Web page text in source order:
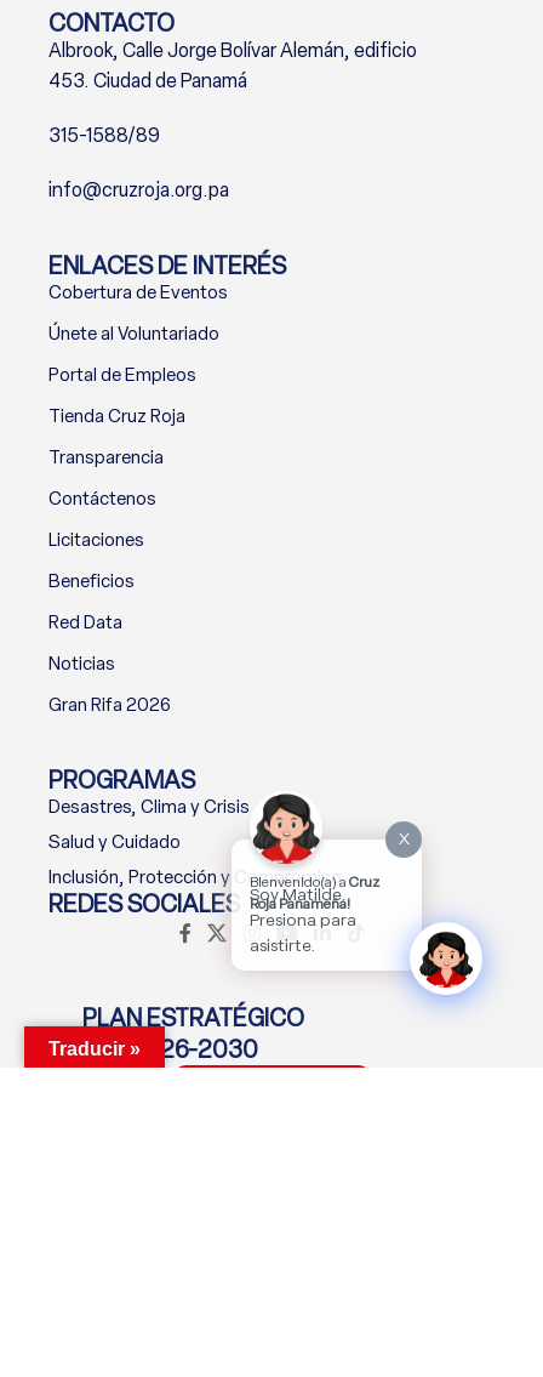
CONTACTO
Albrook, Calle Jorge Bolívar Alemán, edificio
453. Ciudad de Panamá
315-1588/89
info@cruzroja.org.pa
ENLACES DE INTERÉS
Cobertura de Eventos
Únete al Voluntariado
Portal de Empleos
Tienda Cruz Roja
Transparencia
Contáctenos
Licitaciones
Beneficios
Red Data
Noticias
Gran Rifa 2026
PROGRAMAS
Desastres, Clima y Crisis
Salud y Cuidado
Inclusión, Protección y Compromiso
REDES SOCIALES
PLAN ESTRATÉGICO
2026-2030
Traducir »
X
Bienvenido(a) a Cruz
Roja Panameña!
Soy Matilde.
Presiona para
asistirte.